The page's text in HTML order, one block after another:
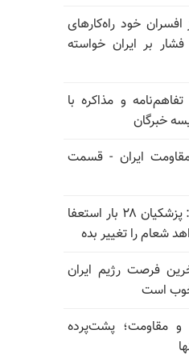
خود راه‌کارهای
بر ایران خواسته
و مذاکره با
خبرگان
ایران - قسمت
سرکرده حزب‌الله رژیم: پزشکیان ۲۸ بار استعفا
شعام را تغییر بده
فرصت رژیم ایران
است
و مقاومت؛ پشت‌پرده